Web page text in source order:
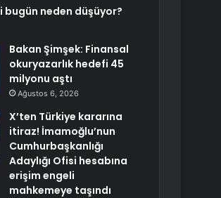
bugün neden düşüyor?
Bakan Şimşek: Finansal
okuryazarlık hedefi 45
milyonu aştı
Ağustos 6, 2026
X’ten Türkiye kararına
itiraz! İmamoğlu’nun
Cumhurbaşkanlığı
Adaylığı Ofisi hesabına
erişim engeli
mahkemeye taşındı